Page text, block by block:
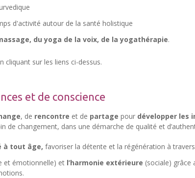
d'activité autour de la santé holistique
du yoga de la voix, de la yogathérapie.
cliquant sur les liens ci-dessus.
et de conscience
, de rencontre et de partage pour développer les
de changement, dans une démarche de qualité et
à tout âge, favoriser la détente et la régénération à
et émotionnelle) et l’harmonie extérieure (sociale) grâce